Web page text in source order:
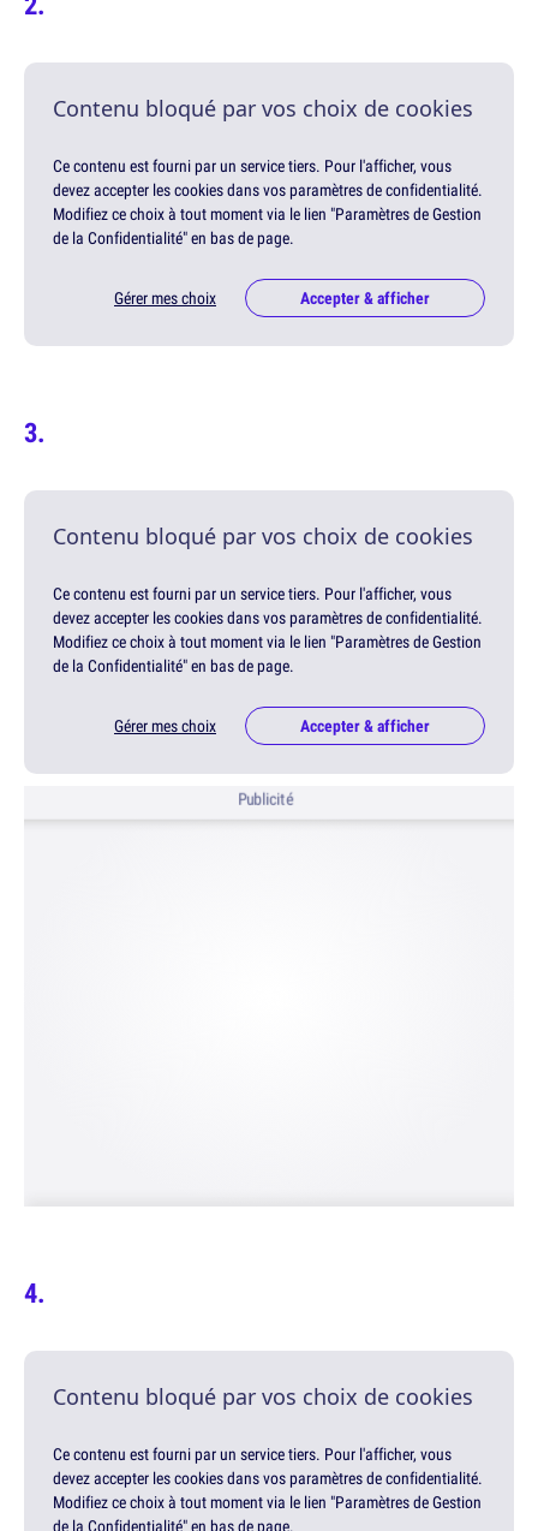
Contenu bloqué par vos choix de cookies
Ce contenu est fourni par un service tiers. Pour l'afficher, vous
devez accepter les cookies dans vos paramètres de confidentialité.
Modifiez ce choix à tout moment via le lien "Paramètres de Gestion
de la Confidentialité" en bas de page.
Gérer mes choix Accepter & afficher
Contenu bloqué par vos choix de cookies
Ce contenu est fourni par un service tiers. Pour l'afficher, vous
devez accepter les cookies dans vos paramètres de confidentialité.
Modifiez ce choix à tout moment via le lien "Paramètres de Gestion
de la Confidentialité" en bas de page.
Gérer mes choix Accepter & afficher
Publicité
Contenu bloqué par vos choix de cookies
Ce contenu est fourni par un service tiers. Pour l'afficher, vous
devez accepter les cookies dans vos paramètres de confidentialité.
Modifiez ce choix à tout moment via le lien "Paramètres de Gestion
de la Confidentialité" en bas de page.